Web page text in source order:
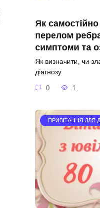
Як
перелом
симптоми та
Як визначити, чи
діагнозу
0 1
ПРИВІТАННЯ ДЛЯ